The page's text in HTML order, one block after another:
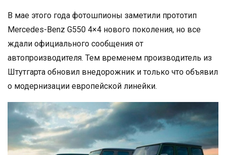
В мае этого года фотошпионы заметили прототип
Mercedes-Benz G550 4×4 нового поколения, но все
ждали официального сообщения от
автопроизводителя. Тем временем производитель из
Штутгарта обновил внедорожник и только что объявил
о модернизации европейской линейки.